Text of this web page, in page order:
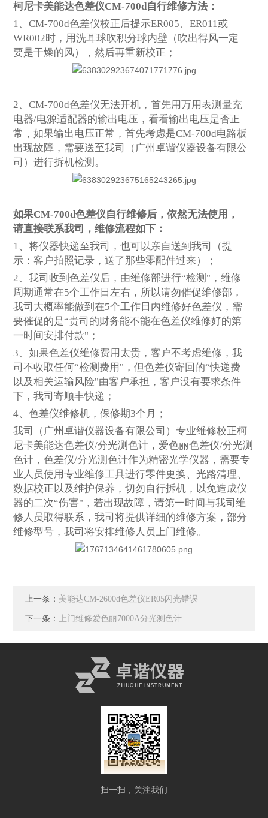
柯尼卡美能达色差仪CM-700d自行维修方法：
1、CM-700d色差仪校正后提示ER005、ER011或
WR002时，用洗耳球吹积分球内壁（吹出得风一定
要是干燥的风），然后再重新校正 ；
2、CM-700d色差仪无法开机，首先用万用表测量充
电器/电源适配器的输出电压，看看输出电压是否正
常，如果输出电压正常，首先考虑是CM-700d电路板
出现故障，需要送至我司（广州卓谐仪器设备有限公
司）进行拆机检测。
如果CM-700d色差仪自行维修后，依然无法使用，
请直接联系我司，维修流程如下：
1、将仪器快递至我司，也可以亲自送到我司（提
示：客户拍照记录，送了那些零配件过来）；
2、我司收到色差仪后，由维修部进行“检测"，维修
周期通常在5个工作日左右，所以请勿催促维修部，
我司大概率能做到在5个工作日内维修好色差仪，需
要催促的是“贵司的财务能不能在色差仪维修好的第
一时间安排付款"；
3、如果色差仪维修费用太贵，客户不考虑维修，我
司不收取任何“检测费用"，但色差仪寄回的“快递费
以及相关运输风险"由客户承担，客户没有要求条件
下，我司寄顺丰快递；
4、色差仪维修机，保修期3个月；
我司（广州卓谐仪器设备有限公司）专业维修校正柯
尼卡美能达色差仪/分光测色计，爱色丽色差仪/分光测
色计，色差仪/分光测色计作为精密光学仪器，需要专
业人员使用专业维修工具进行零件更换、光路清理、
数据校正以及维护保养，切勿自行拆机，以免造成仪
器的二次“伤害"，若出现故障，请第一时间与我司维
修人员取得联系，我司将提供详细的维修方案，部分
维修型号，我司将安排维修人员上门维修。
上一条： 美能达CM-2600d色差仪ER05闪光错误
下一条： 上门维修爱色丽7000A分光测色计
扫一扫，关注我们